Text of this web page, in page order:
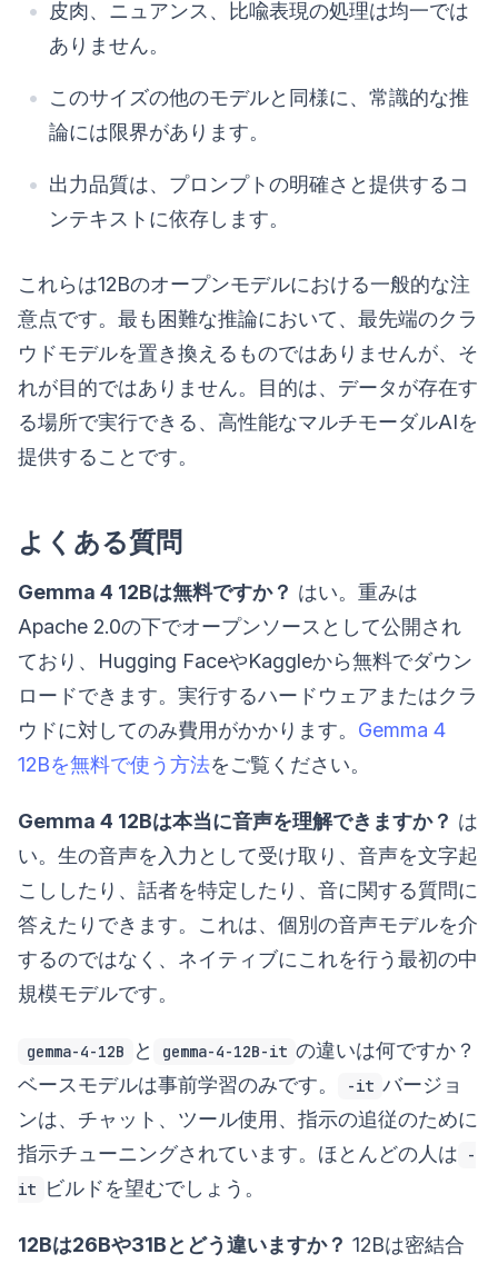
皮肉、ニュアンス、比喩表現の処理は均一では
ありません。
このサイズの他のモデルと同様に、常識的な推
論には限界があります。
出力品質は、プロンプトの明確さと提供するコ
ンテキストに依存します。
これらは12Bのオープンモデルにおける一般的な注
意点です。最も困難な推論において、最先端のクラ
ウドモデルを置き換えるものではありませんが、そ
れが目的ではありません。目的は、データが存在す
る場所で実行できる、高性能なマルチモーダルAIを
提供することです。
よくある質問
Gemma 4 12Bは無料ですか？ はい。重みは
Apache 2.0の下でオープンソースとして公開され
ており、Hugging FaceやKaggleから無料でダウン
ロードできます。実行するハードウェアまたはクラ
ウドに対してのみ費用がかかります。 Gemma 4
12Bを無料で使う方法をご覧ください。
Gemma 4 12Bは本当に音声を理解できますか？ は
い。生の音声を入力として受け取り、音声を文字起
こししたり、話者を特定したり、音に関する質問に
答えたりできます。これは、個別の音声モデルを介
するのではなく、ネイティブにこれを行う最初の中
規模モデルです。
gemma-4-12B と gemma-4-12B-it の違いは何ですか？
ベースモデルは事前学習のみです。
-it バージョ
ンは、チャット、ツール使用、指示の追従のために
指示チューニングされています。ほとんどの人は
-
it
ビルドを望むでしょう。
12Bは26Bや31Bとどう違いますか？ 12Bは密結合